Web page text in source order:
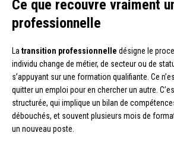
Ce que recouvre vraiment
professionnelle
La transition professionnelle désigne le
individu change de métier, de secteur ou de
s’appuyant sur une formation qualifiante. Ce
quitter un emploi pour en chercher un autre.
structurée, qui implique un bilan de
débouchés, et souvent plusieurs mois de
un nouveau poste.